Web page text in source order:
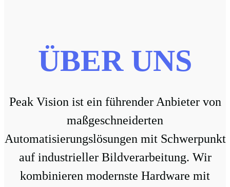
ÜBER UNS
Peak Vision ist ein führender Anbieter von
maßgeschneiderten
Automatisierungslösungen mit Schwerpunkt
auf industrieller Bildverarbeitung. Wir
kombinieren modernste Hardware mit